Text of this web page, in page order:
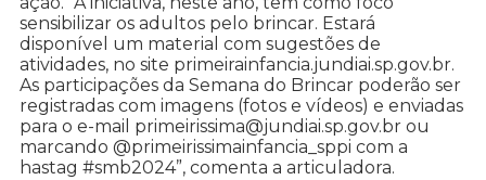
sensibilizar os adultos pelo brincar. Estará
disponível um material com sugestões de
atividades, no site primeirainfancia.jundiai.sp.gov.br.
As participações da Semana do Brincar poderão ser
registradas com imagens (fotos e vídeos) e enviadas
para o e-mail primeirissima@jundiai.sp.gov.br ou
marcando @primeirissimainfancia_sppi com a
hastag #smb2024”, comenta a articuladora.